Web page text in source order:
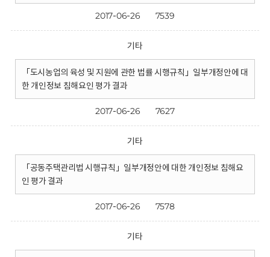
2017-06-26 7539
기타
「도시농업의 육성 및 지원에 관한 법률 시행규칙」일부개정안에 대
한 개인정보 침해요인 평가 결과
2017-06-26 7627
기타
「공동주택관리법 시행규칙」일부개정안에 대한 개인정보 침해요
인 평가 결과
2017-06-26 7578
기타